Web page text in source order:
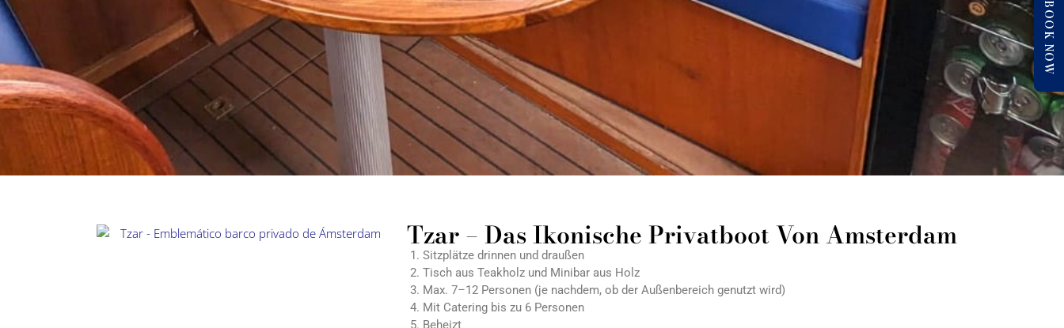
Tzar – Das Ikonische Privatboot Von Amsterdam
Sitzplätze drinnen und draußen
Tisch aus Teakholz und Minibar aus Holz
Max. 7–12 Personen (je nachdem, ob der Außenbereich genutzt wird)
Mit Catering bis zu 6 Personen
Beheizt
BOOK NOW